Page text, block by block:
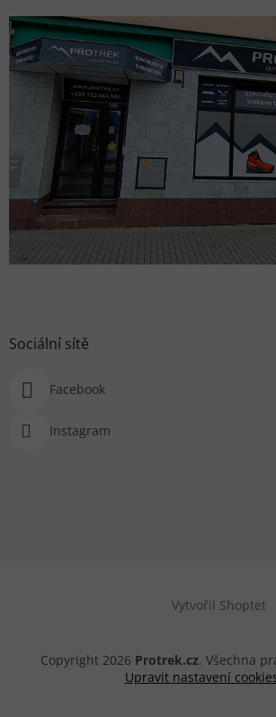
Sociální sítě
Facebook
Instagram
Vytvořil Shoptet
Copyright 2026 Protrek.cz. Všechna
Upravit nastavení